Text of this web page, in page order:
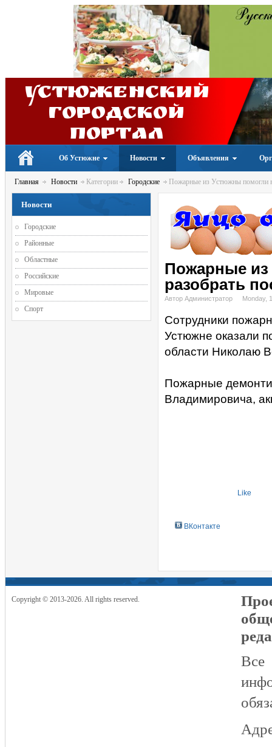
Устюженский
Городской
портал
Об Устюжне Новости Объявления
Главная Новости Категории Городские Пожарные из Устюжны помогли
Пожарные
разобрать
Автор Администратор Monday,
Сотрудники
Устюжне оказали
области Николаю
Пожарные
Владимировича,
Like
ВКонтакте
Новости
Городские
Районные
Областные
Российские
Мировые
Спорт
Copyright © 2013-2026. All rights reserved.